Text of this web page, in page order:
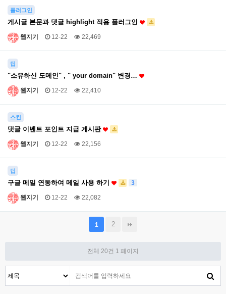
플러그인
게시글 본문과 댓글 highlight 적용 플러그인
웹지기 12-22 22,469
팁
"소유하신 도메인" , " your domain" 변경…
웹지기 12-22 22,410
스킨
댓글 이벤트 포인트 지급 게시판
웹지기 12-22 22,156
팁
구글 메일 연동하여 메일 사용 하기 3
웹지기 12-22 22,082
1 2
전체 20건 1 페이지